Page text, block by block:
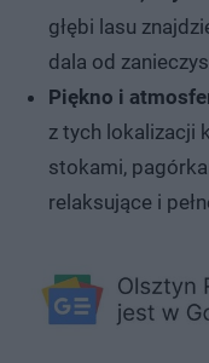
głębi lasu
dala od
Piękno i
z tych lokalizacji
stokami,
relaksujące i